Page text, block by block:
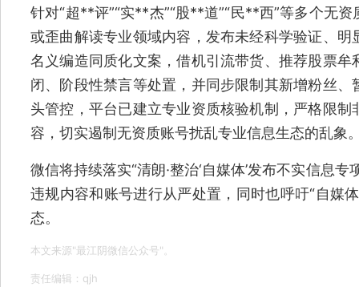
针对“超**评”“实**杰”“股**道”“民**西”等多个无
或歪曲解读专业领域内容，发布未经科学验证、
名义编造同质化文案，借机引流带货、推荐股票
闭、阶段性禁言等处置，并同步限制其新增粉丝
头管控，平台已建立专业资质核验机制，严格限
容，切实遏制无资质账号扰乱专业信息生态的乱象
微信将持续落实“清朗·整治‘自媒体’发布不实信息
违规内容和账号进行从严处置，同时也呼吁“自媒
态。
本文来源"最江阴微信公众号"。
责任编辑：qjh